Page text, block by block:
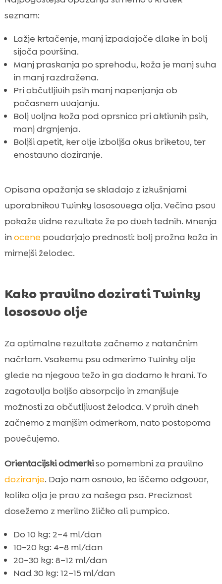
seznam:
Lažje krtačenje, manj izpadajoče dlake in bolj
sijoča površina.
Manj praskanja po sprehodu, koža je manj suha
in manj razdražena.
Pri občutljivih psih manj napenjanja ob
počasnem uvajanju.
Bolj voljna koža pod oprsnico pri aktivnih psih,
manj drgnjenja.
Boljši apetit, ker olje izboljša okus briketov, ter
enostavno doziranje.
Opisana opažanja se skladajo z izkušnjami
uporabnikov Twinky lososovega olja. Večina psov
pokaže vidne rezultate že po dveh tednih. Mnenja
inocene poudarjajo prednosti: bolj prožna koža in
mirnejši želodec.
Kako pravilno dozirati Twinky
lososovo olje
Za optimalne rezultate začnemo z natančnim
načrtom. Vsakemu psu odmerimo Twinky olje
glede na njegovo težo in ga dodamo k hrani. To
zagotavlja boljšo absorpcijo in zmanjšuje
možnosti za občutljivost želodca. V prvih dneh
začnemo z manjšim odmerkom, nato postopoma
povečujemo.
Orientacijski odmerkiso pomembni za pravilno
doziranje. Dajo nam osnovo, ko iščemo odgovor,
koliko olja je prav za našega psa. Preciznost
dosežemo z merilno žličko ali pumpico.
Do 10 kg: 2–4 ml/dan
10–20 kg: 4–8 ml/dan
20–30 kg: 8–12 ml/dan
Nad 30 kg: 12–15 ml/dan